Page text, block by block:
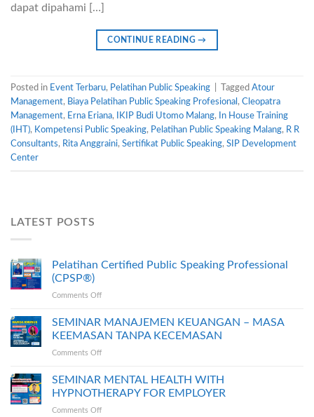
dapat dipahami […]
CONTINUE READING→
Posted in Event Terbaru, Pelatihan Public Speaking Tagged Atour
Management, Biaya Pelatihan Public Speaking Profesional , Cleopatra
Management, Erna Eriana, IKIP Budi Utomo Malang,
In House Training
(IHT), Kompetensi Public Speaking, Pelatihan Public Speaking Malang, R R
Consultants, Rita Anggraini, Sertifikat Public Speaking, SIP Development
Center
LATEST POSTS
Pelatihan Certified Public Speaking Professional
(CPSP®)
Comments Offon
Certified
Public
Professional
SEMINAR MANAJEMEN KEUANGAN – MASA
KEEMASAN TANPA KECEMASAN
Comments Offon
MANAJEMEN
KEUANGAN
MASA
SEMINAR MENTAL HEALTH WITH
HYPNOTHERAPY FOR EMPLOYER
Comments Offon